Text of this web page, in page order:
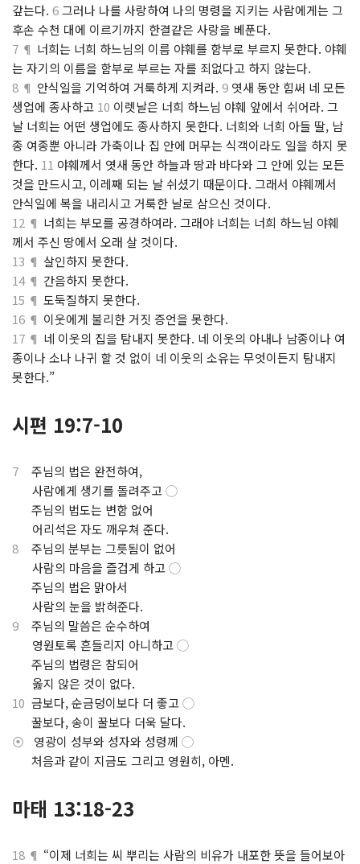
갚는다. 6그러나 나를 사랑하여 나의 명령을 지키는 사람에게는 그
후손 수천 대에 이르기까지 한결같은 사랑을 베푼다.
7 ¶ 너희는 너희 하느님의 이름 야훼를 함부로 부르지 못한다. 야훼
는 자기의 이름을 함부로 부르는 자를 죄없다고 하지 않는다.
8 ¶ 안식일을 기억하여 거룩하게 지켜라. 9 엿새 동안 힘써 네 모든
생업에 종사하고 10 이렛날은 너희 하느님 야훼 앞에서 쉬어라. 그
날 너희는 어떤 생업에도 종사하지 못한다. 너희와 너희 아들 딸, 남
종 여종뿐 아니라 가축이나 집 안에 머무는 식객이라도 일을 하지 못
한다. 11 야훼께서 엿새 동안 하늘과 땅과 바다와 그 안에 있는 모든
것을 만드시고, 이레째 되는 날 쉬셨기 때문이다. 그래서 야훼께서
안식일에 복을 내리시고 거룩한 날로 삼으신 것이다.
12 ¶ 너희는 부모를 공경하여라. 그래야 너희는 너희 하느님 야훼
께서 주신 땅에서 오래 살 것이다.
13 ¶ 살인하지 못한다.
14 ¶ 간음하지 못한다.
15 ¶ 도둑질하지 못한다.
16 ¶ 이웃에게 불리한 거짓 증언을 못한다.
17 ¶ 네 이웃의 집을 탐내지 못한다. 네 이웃의 아내나 남종이나 여
종이나 소나 나귀 할 것 없이 네 이웃의 소유는 무엇이든지 탐내지
못한다.”
시편 19:7-10
7 주님의 법은 완전하여,
사람에게 생기를 돌려주고◯
주님의 법도는 변함 없어
어리석은 자도 깨우쳐 준다.
8 주님의 분부는 그릇됨이 없어
사람의 마음을 즐겁게 하고◯
주님의 법은 맑아서
사람의 눈을 밝혀준다.
9 주님의 말씀은 순수하여
영원토록 흔들리지 아니하고◯
주님의 법령은 참되어
옳지 않은 것이 없다.
10 금보다, 순금덩이보다 더 좋고◯
꿀보다, 송이 꿀보다 더욱 달다.
⦿ 영광이 성부와 성자와 성령께 ◯
처음과 같이 지금도 그리고 영원히, 아멘.
마태 13:18-23
18 ¶ “이제 너희는 씨 뿌리는 사람의 비유가 내포한 뜻을 들어보아